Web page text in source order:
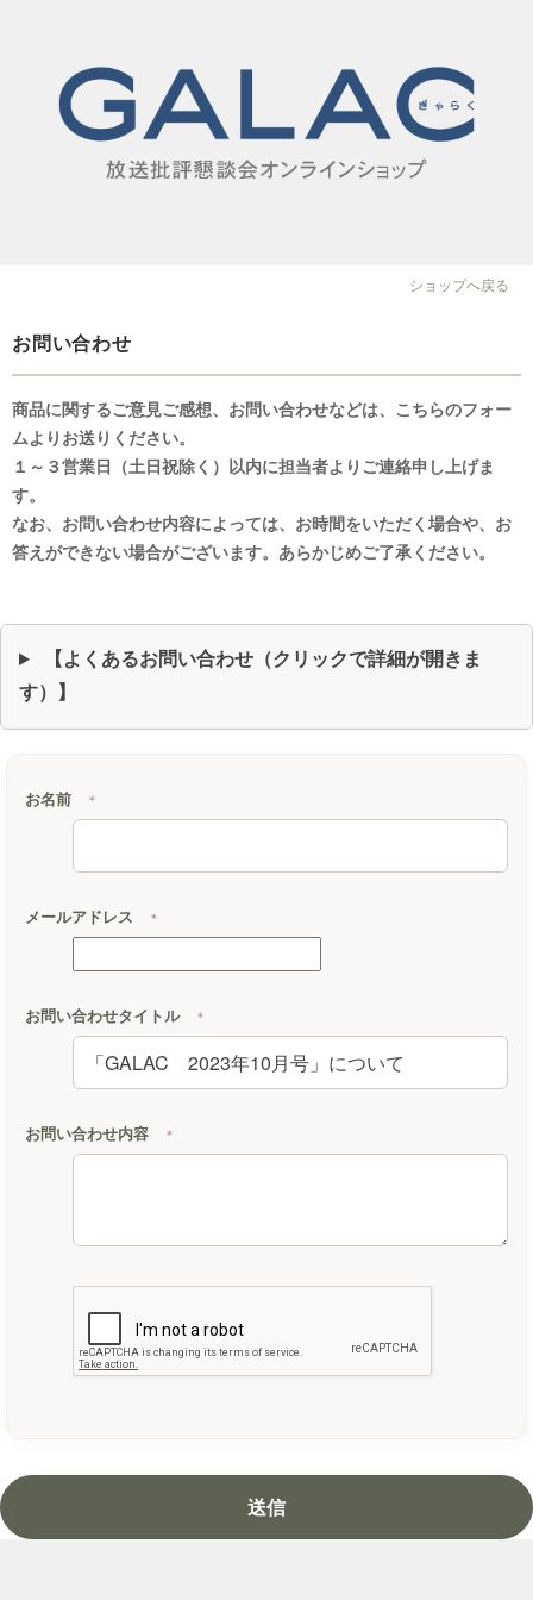
ショップへ戻る
お問い合わせ
商品に関するご意見ご感想、お問い合わせなどは、こちらのフォー
ムよりお送りください。
１～３営業日（土日祝除く）以内に担当者よりご連絡申し上げま
す。
なお、お問い合わせ内容によっては、お時間をいただく場合や、お
答えができない場合がございます。あらかじめご了承ください。
【よくあるお問い合わせ（クリックで詳細が開きま
す）】
お名前 ＊
メールアドレス ＊
お問い合わせタイトル ＊
お問い合わせ内容 ＊